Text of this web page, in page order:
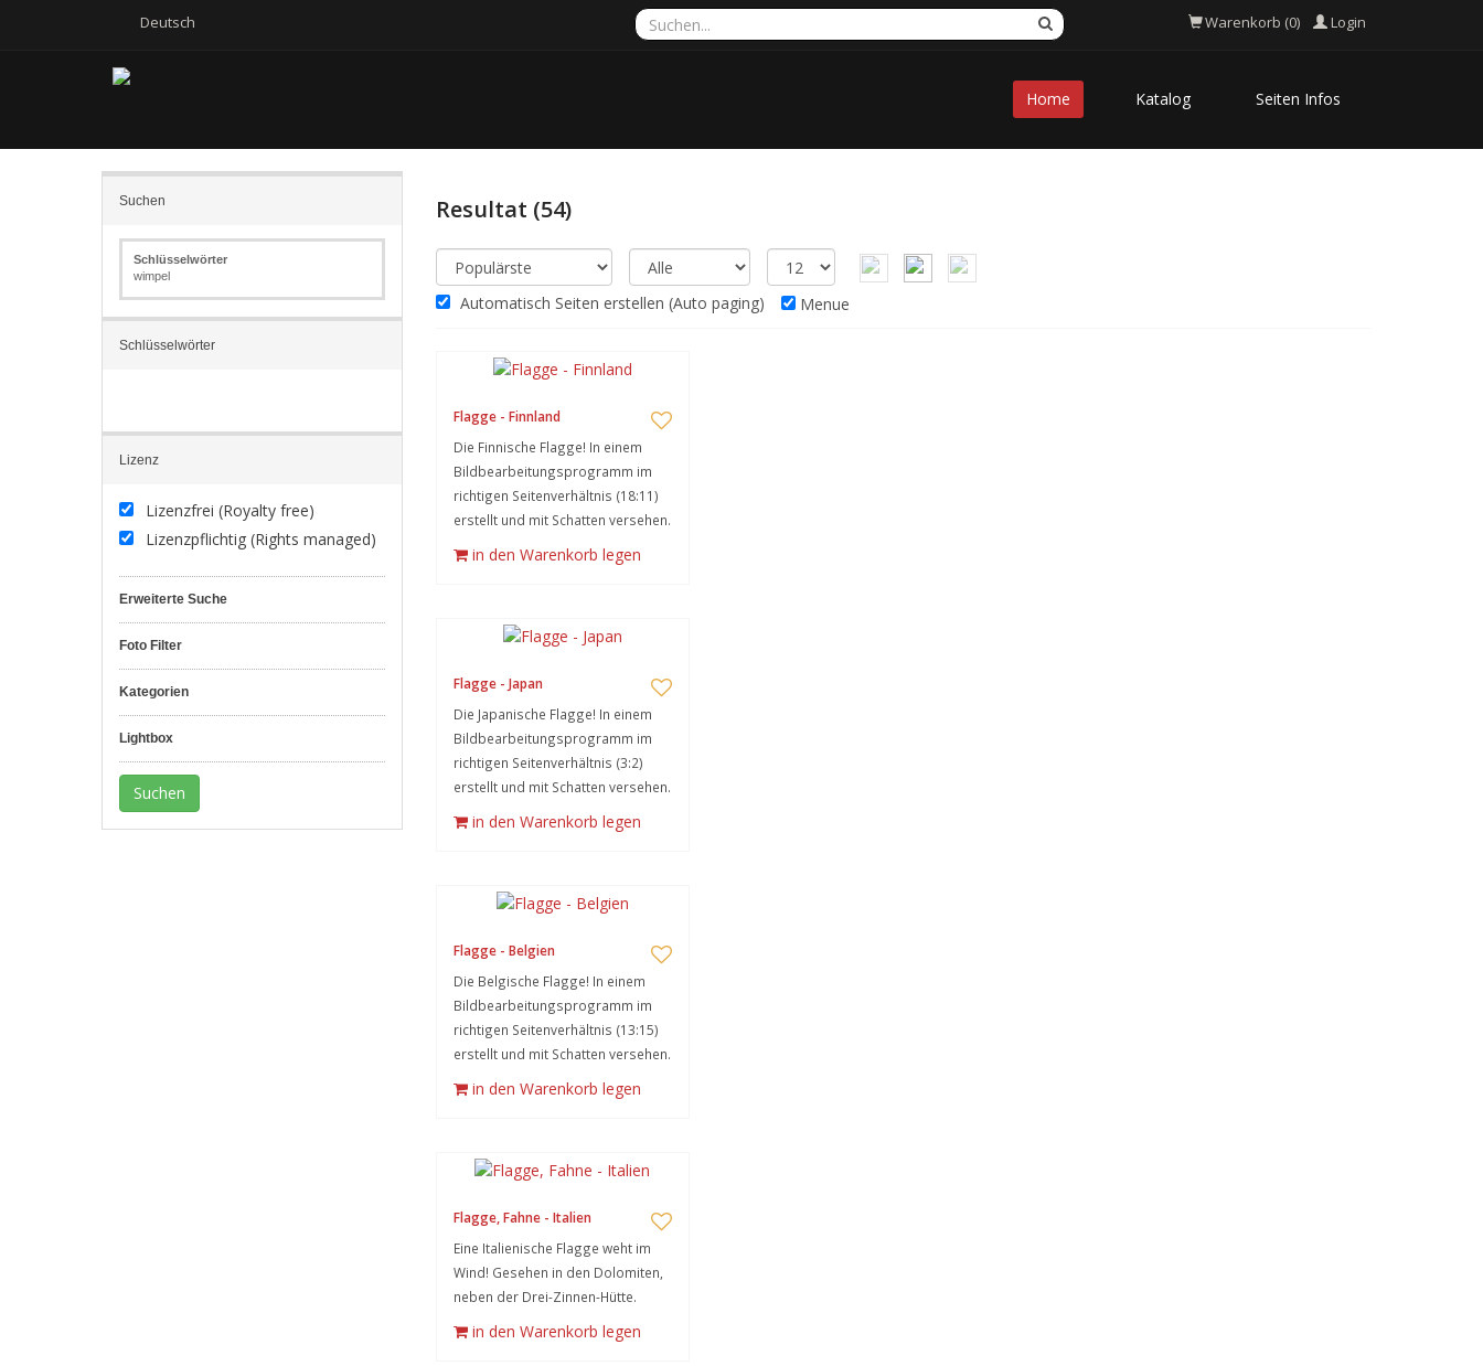
Deutsch Warenkorb (0) Login
Home Katalog Seiten Infos
Suchen
Schlüsselwörter
wimpel
Schlüsselwörter
Lizenz
Lizenzfrei (Royalty free)
Lizenzpflichtig (Rights managed)
Erweiterte Suche
Foto Filter
Kategorien
Lightbox
Resultat (54)
Automatisch Seiten erstellen (Auto paging) Menue
Flagge - Finnland
Die Finnische Flagge! In einem
Bildbearbeitungsprogramm im
richtigen Seitenverhältnis (18:11)
erstellt und mit Schatten versehen.
in den Warenkorb legen
Flagge - Japan
Die Japanische Flagge! In einem
Bildbearbeitungsprogramm im
richtigen Seitenverhältnis (3:2)
erstellt und mit Schatten versehen.
in den Warenkorb legen
Flagge - Belgien
Die Belgische Flagge! In einem
Bildbearbeitungsprogramm im
richtigen Seitenverhältnis (13:15)
erstellt und mit Schatten versehen.
in den Warenkorb legen
Flagge, Fahne - Italien
Eine Italienische Flagge weht im
Wind! Gesehen in den Dolomiten,
neben der Drei-Zinnen-Hütte.
in den Warenkorb legen